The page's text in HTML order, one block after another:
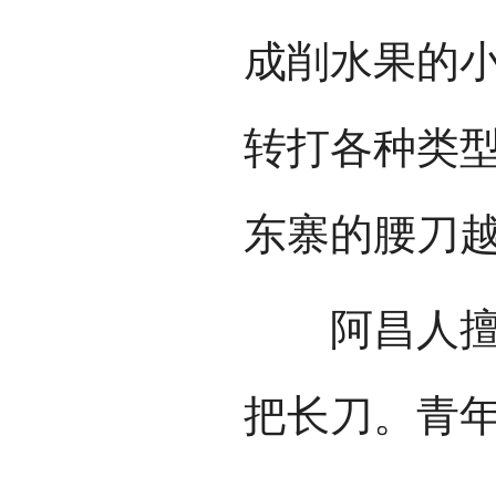
成削水果的
转打各种类
东寨的腰刀
阿昌人擅
把长刀。青